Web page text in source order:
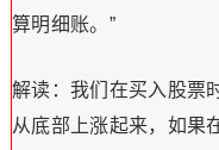
算明细账。”
解读：我们在买入股票
从底部上涨起来，如果